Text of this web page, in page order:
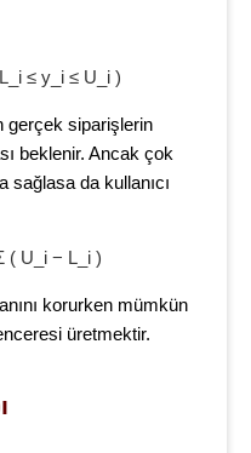
≤ y_i ≤ U_i )
gerçek siparişlerin
beklenir. Ancak çok
sağlasa da kullanıcı
( U_i − L_i )
korurken mümkün
üretmektir.